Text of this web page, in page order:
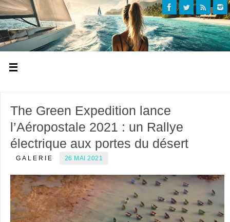
The Green Expedition lance
l’Aéropostale 2021 : un Rallye
électrique aux portes du désert
GALERIE 26 MAI 2021